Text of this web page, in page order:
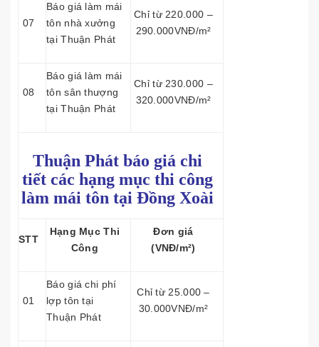
07
Báo giá làm mái
tôn nhà xưởng
tại Thuận Phát
Chỉ từ 220.000 –
290.000VNĐ/m²
08
Báo giá làm mái
tôn sân thượng
tại Thuận Phát
Chỉ từ 230.000 –
320.000VNĐ/m²
Thuận Phát báo giá chi
tiết các hạng mục thi công
làm mái tôn tại Đồng Xoài
STT
Hạng Mục Thi
Công
Đơn giá
(VNĐ/m²)
01
Báo giá chi phí
lợp tôn tại
Thuận Phát
Chỉ từ 25.000 –
30.000VNĐ/m²